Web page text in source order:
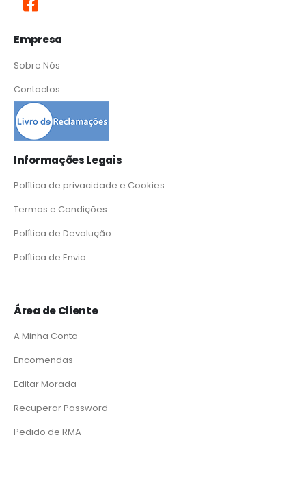
Empresa
Sobre Nós
Contactos
Informações Legais
Política de privacidade e Cookies
Termos e Condições
Política de Devolução
Política de Envio
Área de Cliente
A Minha Conta
Encomendas
Editar Morada
Recuperar Password
Pedido de RMA